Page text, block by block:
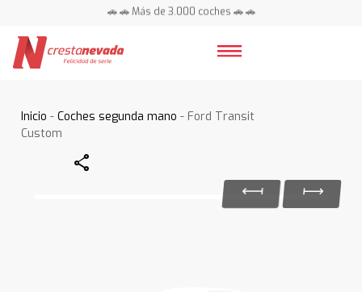
🚗 🚗 Más de 3.000 coches 🚗 🚗
Inicio -Coches segunda mano - Ford Transit
Custom
Share